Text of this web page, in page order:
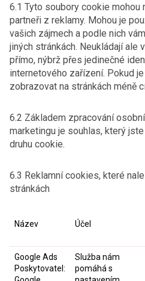
6.1 Tyto soubory cookie mohou
partneři z reklamy. Mohou je
vašich zájmech a podle nich
jiných stránkách. Neukládají ale
přímo, nýbrž přes jedinečné
internetového zařízení. Pokud
zobrazovat na stránkách méně
6.2 Základem zpracování
marketingu je souhlas, který
druhu cookie.
6.3 Reklamní cookies, které
stránkách
Název Účel
Google Ads
Poskytovatel:
Služba nám
pomáhá s